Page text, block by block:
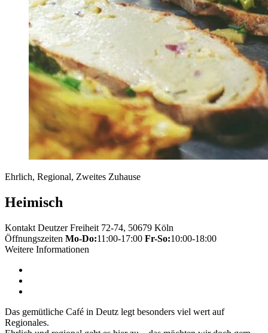
Ehrlich, Regional, Zweites Zuhause
Heimisch
Kontakt Deutzer Freiheit 72-74, 50679 Köln
Öffnungszeiten Mo-Do:11:00-17:00 Fr-So:10:00-18:00
Weitere Informationen
Das gemütliche Café in Deutz legt besonders viel wert auf
Regionales.